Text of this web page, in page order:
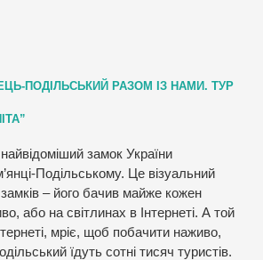
ПОДІЛЬСЬКИЙ РАЗОМ ІЗ НАМИ. ТУР
замок України
Подільському. Це візуальний
– його бачив майже кожен
або на світлинах в Інтернеті. А той
мріє, щоб побачити наживо,
їдуть сотні тисяч туристів.